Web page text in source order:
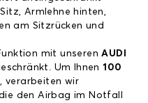
Armlehne hinten,
am Sitzrücken und
mit unserenAUDI
Um Ihnen100
verarbeiten wir
den Airbag im Notfall